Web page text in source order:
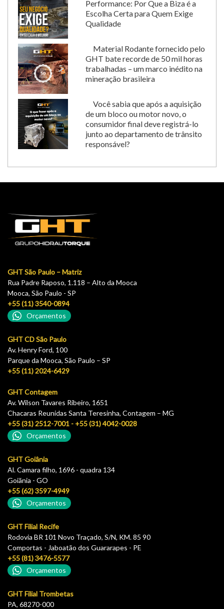
Performance: Por Que a Biza é a
Escolha Certa para Quem Exige
Qualidade
Material Rodante fornecido pelo
GHT bate recorde de 50 mil horas
trabalhadas – um marco inédito na
mineração brasileira
Você sabia que após a aquisição
de um bloco ou motor novo, o
consumidor final deve registrá-lo
junto ao departamento de trânsito
responsável?
GHT São Paulo – Matriz
Rua Padre Raposo, 1.118 – Alto da Mooca
Mooca, São Paulo - SP
+55 (11) 3540-0894
Orçamentos
GHT CD São Paulo
Av. Henry Ford, 100
Parque da Mooca, São Paulo – SP
+55 (11) 2024-6429
GHT Contagem
Av. Wilson Tavares Ribeiro, 1651
Chacaras Reunidas Santa Teresinha, Contagem – MG
+55 (31) 2512-7001 - +55 (31) 4042-0028
Orçamentos
GHT Goiânia
Al. Camara filho, 1696 - quadra 134
Goiãnia - GO
+55 (62) 3597-4949
Orçamentos
GHT Filial Recife
Rodovia BR 101 Novo Traçado, S/N, KM. 85 90
Comportas - Jaboatão dos Guararapes - PE
+55 (81) 3476-5577
Orçamentos
GHT Filial Trombetas
PA, 68270-000